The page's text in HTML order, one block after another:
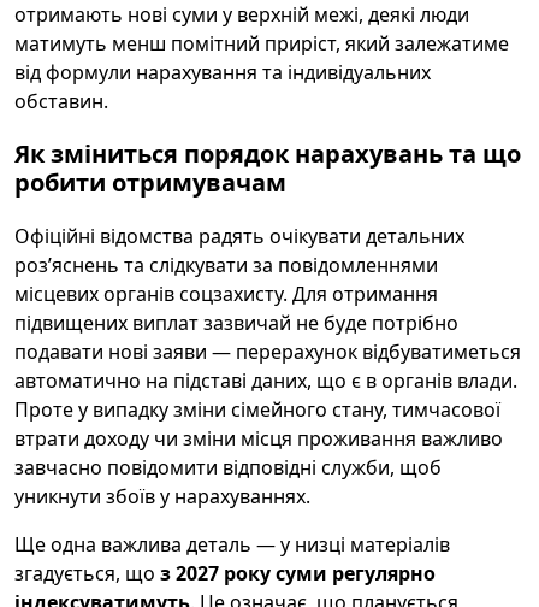
отримають нові суми у верхній межі, деякі люди
матимуть менш помітний приріст, який залежатиме
від формули нарахування та індивідуальних
обставин.
Як зміниться порядок нарахувань та що
робити отримувачам
Офіційні відомства радять очікувати детальних
роз’яснень та слідкувати за повідомленнями
місцевих органів соцзахисту. Для отримання
підвищених виплат зазвичай не буде потрібно
подавати нові заяви — перерахунок відбуватиметься
автоматично на підставі даних, що є в органів влади.
Проте у випадку зміни сімейного стану, тимчасової
втрати доходу чи зміни місця проживання важливо
завчасно повідомити відповідні служби, щоб
уникнути збоїв у нарахуваннях.
Ще одна важлива деталь — у низці матеріалів
згадується, що з 2027 року суми регулярно